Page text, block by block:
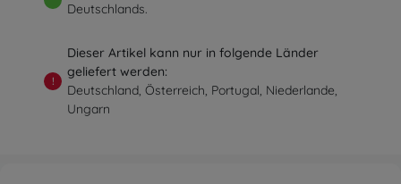
Deutschlands.
!
Dieser Artikel kann nur in folgende Länder
geliefert werden:
Deutschland, Österreich, Portugal, Niederlande,
Ungarn